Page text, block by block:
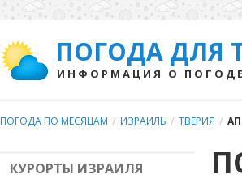
ПОГОДА ДЛЯ
ИНФОРМАЦИЯ О
ПОГОДА ПО МЕСЯЦАМ / ИЗРАИЛЬ / ТВЕРИЯ /
КУРОРТЫ ИЗРАИЛЯ